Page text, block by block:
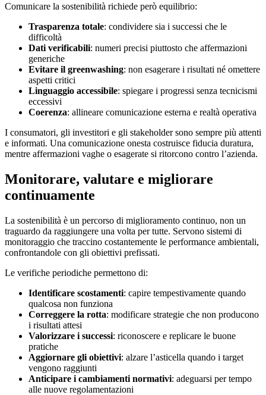
Comunicare la sostenibilità richiede però equilibrio:
Trasparenza totale: condividere sia i successi che le
difficoltà
Dati verificabili: numeri precisi piuttosto che affermazioni
generiche
Evitare il greenwashing: non esagerare i risultati né omettere
aspetti critici
Linguaggio accessibile: spiegare i progressi senza tecnicismi
eccessivi
Coerenza: allineare comunicazione esterna e realtà operativa
I consumatori, gli investitori e gli stakeholder sono sempre più attenti
e informati. Una comunicazione onesta costruisce fiducia duratura,
mentre affermazioni vaghe o esagerate si ritorcono contro l’azienda.
Monitorare, valutare e migliorare
continuamente
La sostenibilità è un percorso di miglioramento continuo, non un
traguardo da raggiungere una volta per tutte. Servono sistemi di
monitoraggio che traccino costantemente le performance ambientali,
confrontandole con gli obiettivi prefissati.
Le verifiche periodiche permettono di:
Identificare scostamenti: capire tempestivamente quando
qualcosa non funziona
Correggere la rotta: modificare strategie che non producono
i risultati attesi
Valorizzare i successi: riconoscere e replicare le buone
pratiche
Aggiornare gli obiettivi: alzare l’asticella quando i target
vengono raggiunti
Anticipare i cambiamenti normativi: adeguarsi per tempo
alle nuove regolamentazioni